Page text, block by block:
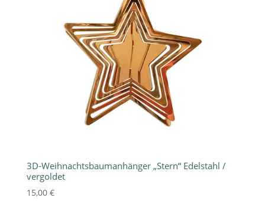
3D-Weihnachtsbaumanhänger „Stern“ Edelstahl /
vergoldet
15,00 €